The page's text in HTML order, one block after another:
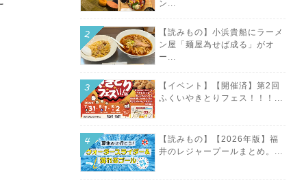
ン...
【読みもの】小浜貴船にラーメ
ン屋「麺屋為せば成る」がオ
ー...
【イベント】【開催済】第2回
ふくいやきとりフェス！！！...
【読みもの】【2026年版】福
井のレジャープールまとめ。...